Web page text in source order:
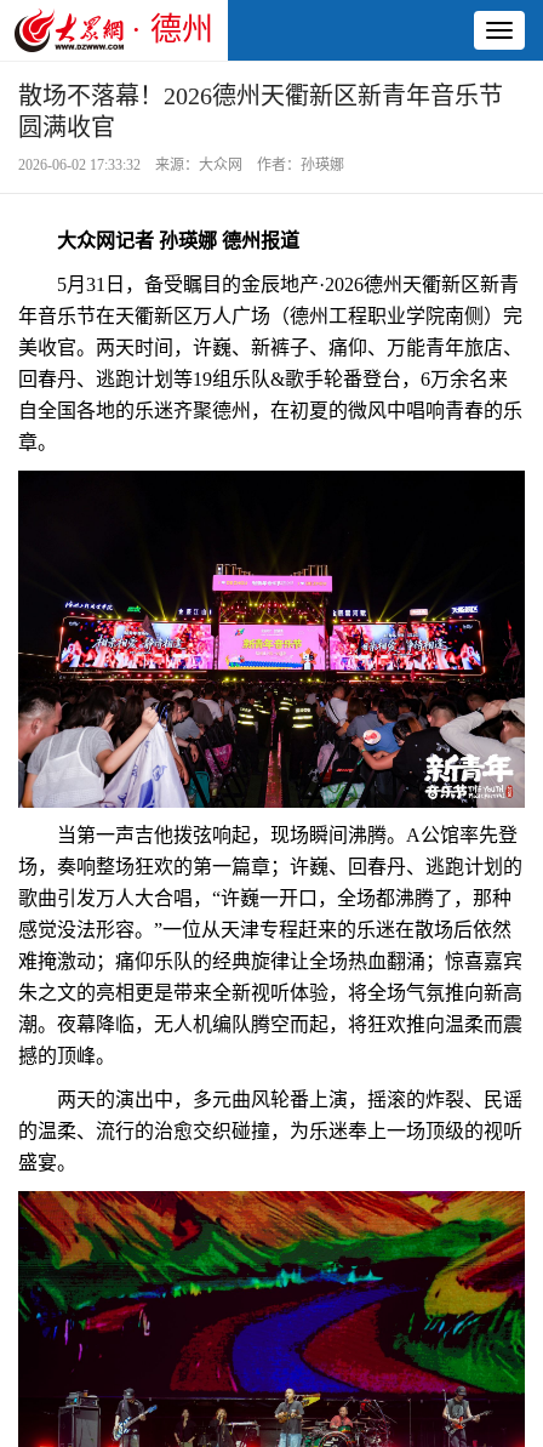
· 德州
散场不落幕！2026德州天衢新区新青年音乐节
圆满收官
2026-06-02 17:33:32 来源：大众网 作者：孙瑛娜
大众网记者 孙瑛娜 德州报道
5月31日，备受瞩目的金辰地产·2026德州天衢新区新青
年音乐节在天衢新区万人广场（德州工程职业学院南侧）完
美收官。两天时间，许巍、新裤子、痛仰、万能青年旅店、
回春丹、逃跑计划等19组乐队&歌手轮番登台，6万余名来
自全国各地的乐迷齐聚德州，在初夏的微风中唱响青春的乐
章。
当第一声吉他拨弦响起，现场瞬间沸腾。A公馆率先登
场，奏响整场狂欢的第一篇章；许巍、回春丹、逃跑计划的
歌曲引发万人大合唱，“许巍一开口，全场都沸腾了，那种
感觉没法形容。”一位从天津专程赶来的乐迷在散场后依然
难掩激动；痛仰乐队的经典旋律让全场热血翻涌；惊喜嘉宾
朱之文的亮相更是带来全新视听体验，将全场气氛推向新高
潮。夜幕降临，无人机编队腾空而起，将狂欢推向温柔而震
撼的顶峰。
两天的演出中，多元曲风轮番上演，摇滚的炸裂、民谣
的温柔、流行的治愈交织碰撞，为乐迷奉上一场顶级的视听
盛宴。